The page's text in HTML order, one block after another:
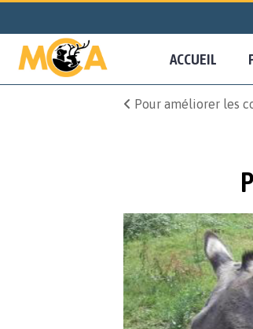
ACCUEIL
Pour améliorer les